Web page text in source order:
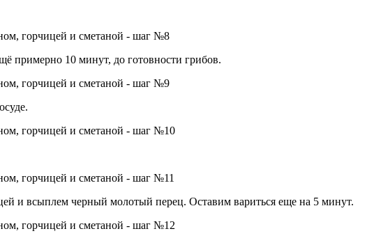
примерно 10 минут, до готовности грибов.
и всыплем черный молотый перец. Оставим вариться еще на 5 минут.